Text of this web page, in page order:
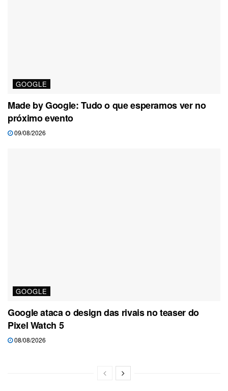
GOOGLE
Made by Google: Tudo o que esperamos ver no
próximo evento
09/08/2026
GOOGLE
Google ataca o design das rivais no teaser do
Pixel Watch 5
08/08/2026